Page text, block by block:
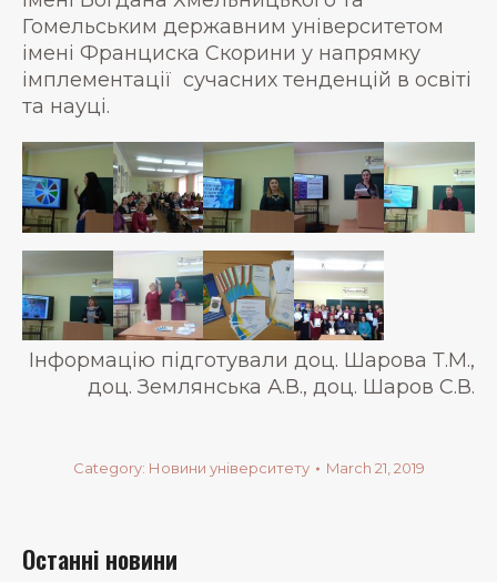
Гомельським державним університетом
імені Франциска Скорини у напрямку
імплементації сучасних тенденцій в освіті
та науці.
Інформацію підготували доц. Шарова Т.М.,
доц. Землянська А.В., доц. Шаров С.В.
Category: Новини університету March 21, 2019
Останні новини